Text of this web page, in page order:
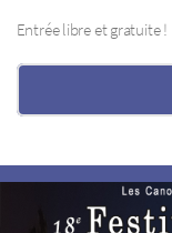
Entrée libre et gratuite !